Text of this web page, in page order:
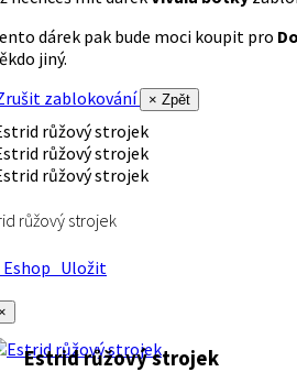
dárek pak bude moci koupit pro
jiný.
zablokování
× Zpět
růžový strojek
Uložit
Estrid růžový strojek